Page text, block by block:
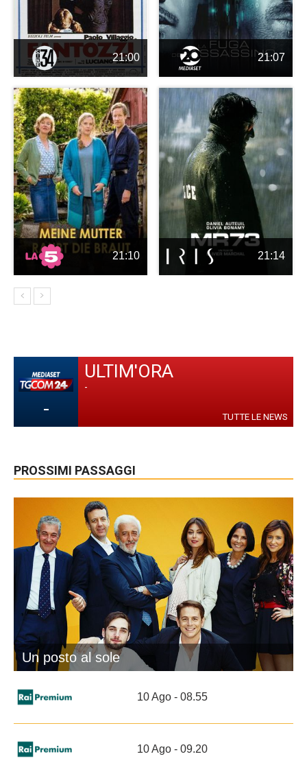
21:00 21:07
21:10 21:14
-
ULTIM'ORA
-
TUTTE LE NEWS
PROSSIMI PASSAGGI
Un posto al sole
10 Ago - 08.55
10 Ago - 09.20